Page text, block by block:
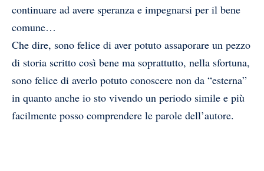
continuare ad avere speranza e impegnarsi per il bene
comune…
Che dire, sono felice di aver potuto assaporare un pezzo
di storia scritto così bene ma soprattutto, nella sfortuna,
sono felice di averlo potuto conoscere non da “esterna”
in quanto anche io sto vivendo un periodo simile e più
facilmente posso comprendere le parole dell’autore.